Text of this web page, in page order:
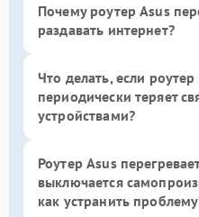
Почему роутер Asus
раздавать интернет?
Что делать, если роутер
периодически теряет
устройствами?
Роутер Asus
выключается
как устранить